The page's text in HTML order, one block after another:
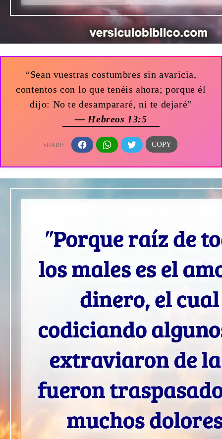
“Sean vuestras costumbres sin avaricia,
contentos con lo que tenéis ahora; porque él
dijo: No te desampararé, ni te dejaré”
— Hebreos 13:5